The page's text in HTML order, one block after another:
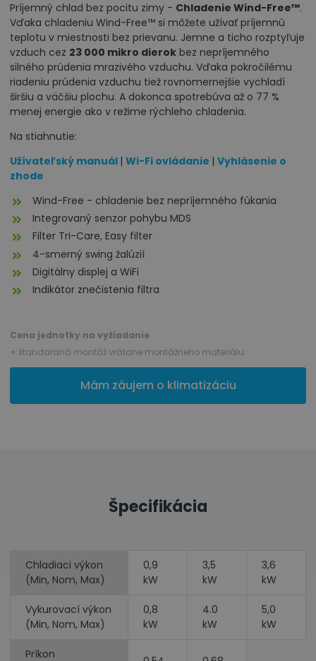
Príjemný chlad bez pocitu zimy - Chladenie Wind-Free™.
Vďaka chladeniu Wind-Free™ si môžete užívať príjemnú
teplotu v miestnosti bez prievanu. Jemne a ticho rozptyľuje
vzduch cez 23 000 mikro dierok bez nepríjemného
silného prúdenia mrazivého vzduchu. Vďaka pokročilému
riadeniu prúdenia vzduchu tiež rovnomernejšie vychladí
širšiu a väčšiu plochu. A dokonca spotrebúva až o 77 %
menej energie ako v režime rýchleho chladenia.
Na stiahnutie:
Užívateľský manuál | Wi-Fi ovládanie | Vyhlásenie o
zhode
Wind-Free - chladenie bez nepríjemného fúkania
Integrovaný senzor pohybu MDS
Filter Tri-Care, Easy filter
4-smerný swing žalúzií
Digitálny displej a WiFi
Indikátor znečistenia filtra
Cena jednotky na vyžiadanie
+ štandardná montáž vrátane montážneho materiálu.
Mám záujem o klimatizáciu
Špecifikácia
Chladiaci výkon
(Min, Nom, Max)
0,9
kW
3,5
kW
3,6
kW
Vykurovací výkon
(Min, Nom, Max)
0,8
kW
4.0
kW
5,0
kW
Príkon